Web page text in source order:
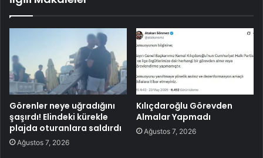
Görenler neye uğradığını
şaşırdı! Elindeki kürekle
plajda oturanlara saldırdı
Ağustos 7, 2026
Kılıçdaroğlu Görevden
Almalar Yapmadı
Ağustos 7, 2026